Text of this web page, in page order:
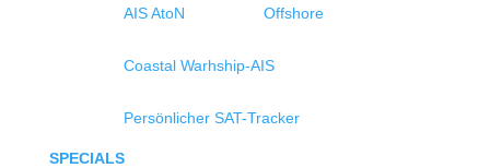
AIS AtoN Offshore
Coastal Warhship-AIS
Persönlicher SAT-Tracker
SPECIALS